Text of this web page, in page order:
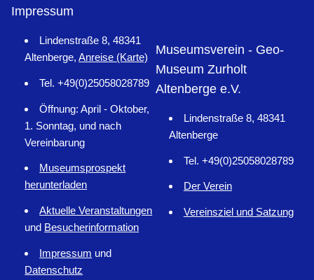
Impressum
Lindenstraße 8, 48341
Altenberge,Anreise (Karte)
Tel. +49(0)25058028789
Öffnung: April - Oktober,
1. Sonntag, und nach
Vereinbarung
Museumsprospekt
herunterladen
Aktuelle Veranstaltungen
und Besucherinformation
Impressum und
Datenschutz
Museumsverein - Geo-
Museum Zurholt
Altenberge e.V.
Lindenstraße 8, 48341
Altenberge
Tel. +49(0)25058028789
Der Verein
Vereinsziel und Satzung